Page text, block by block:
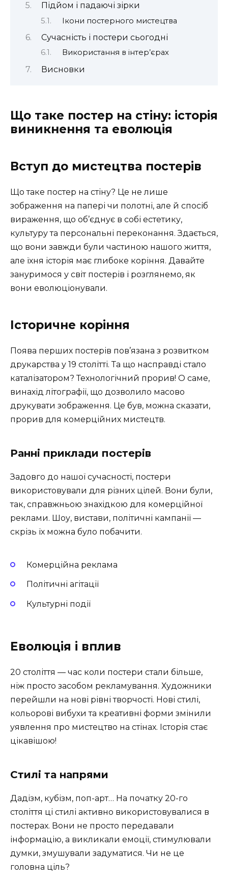
Підйом і падаючі зірки
Ікони постерного мистецтва
Сучасність і постери сьогодні
Використання в інтер’єрах
Висновки
Що таке постер на стіну: історія
виникнення та еволюція
Вступ до мистецтва постерів
Що таке постер на стіну? Це не лише
зображення на папері чи полотні, але й спосіб
вираження, що об’єднує в собі естетику,
культуру та персональні переконання. Здається,
що вони завжди були частиною нашого життя,
але їхня історія має глибоке коріння. Давайте
зануримося у світ постерів і розглянемо, як
вони еволюціонували.
Історичне коріння
Поява перших постерів пов’язана з розвитком
друкарства у 19 столітті. Та що насправді стало
каталізатором? Технологічний прорив! О саме,
винахід літографії, що дозволило масово
друкувати зображення. Це був, можна сказати,
прорив для комерційних мистецтв.
Ранні приклади постерів
Задовго до нашої сучасності, постери
використовували для різних цілей. Вони були,
так, справжньою знахідкою для комерційної
реклами. Шоу, вистави, політичні кампанії —
скрізь їх можна було побачити.
Комерційна реклама
Політичні агітації
Культурні події
Еволюція і вплив
20 століття — час коли постери стали більше,
ніж просто засобом рекламування. Художники
перейшли на нові рівні творчості. Нові стилі,
кольорові вибухи та креативні форми змінили
уявлення про мистецтво на стінах. Історія стає
цікавішою!
Стилі та напрями
Дадізм, кубізм, поп-арт… На початку 20-го
століття ці стилі активно використовувалися в
постерах. Вони не просто передавали
інформацію, а викликали емоції, стимулювали
думки, змушували задуматися. Чи не це
головна ціль?